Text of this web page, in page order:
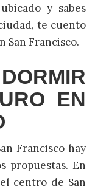
y sabes
te cuento
San Francisco.
EN
Francisco hay
propuestas. En
centro de San